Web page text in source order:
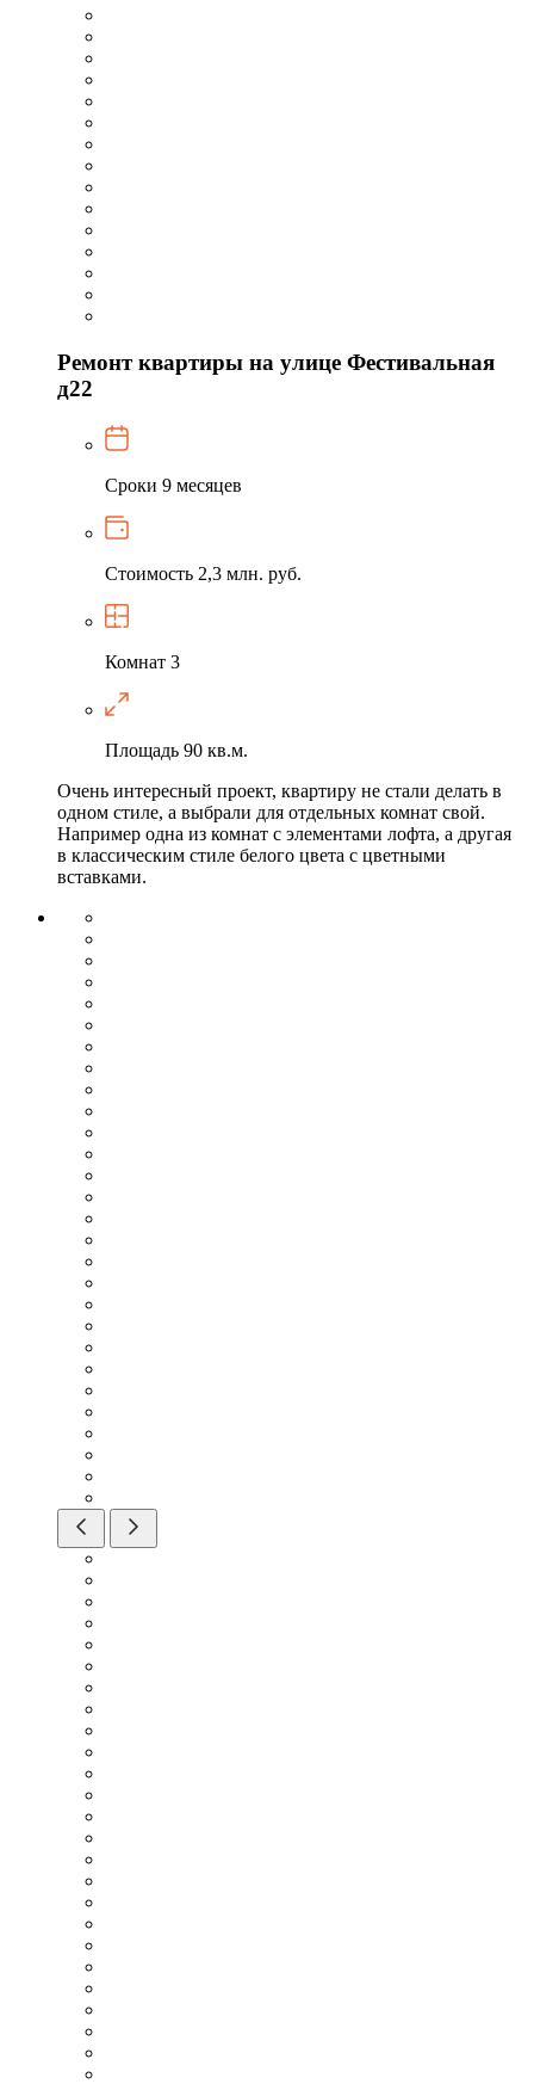
Ремонт квартиры на улице Фестивальная
д22
Сроки 9 месяцев
Стоимость 2,3 млн. руб.
Комнат 3
Площадь 90 кв.м.
Очень интересный проект, квартиру не стали делать в
одном стиле, а выбрали для отдельных комнат свой.
Например одна из комнат с элементами лофта, а другая
в классическим стиле белого цвета с цветными
вставками.